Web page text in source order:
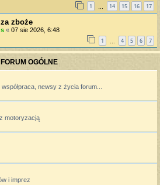
1 14 15 16 17
zboże
« 07 sie 2026, 6:48
1 4 5 6 7
FORUM OGÓLNE
newsy z życia forum...
motoryzacją
i imprez